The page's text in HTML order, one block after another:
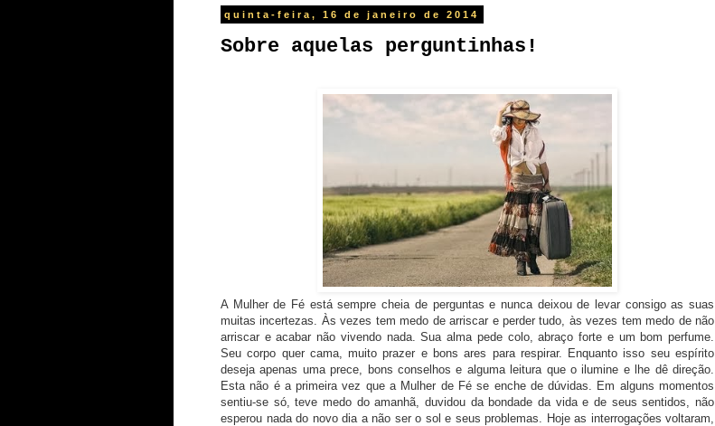
quinta-feira, 16 de janeiro de 2014
Sobre aquelas perguntinhas!
A Mulher de Fé está sempre cheia de perguntas e nunca deixou de levar consigo as suas
muitas incertezas. Às vezes tem medo de arriscar e perder tudo, às vezes tem medo de não
arriscar e acabar não vivendo nada. Sua alma pede colo, abraço forte e um bom perfume.
Seu corpo quer cama, muito prazer e bons ares para respirar. Enquanto isso seu espírito
deseja apenas uma prece, bons conselhos e alguma leitura que o ilumine e lhe dê direção.
Esta não é a primeira vez que a Mulher de Fé se enche de dúvidas. Em alguns momentos
sentiu-se só, teve medo do amanhã, duvidou da bondade da vida e de seus sentidos, não
esperou nada do novo dia a não ser o sol e seus problemas. Hoje as interrogações voltaram,